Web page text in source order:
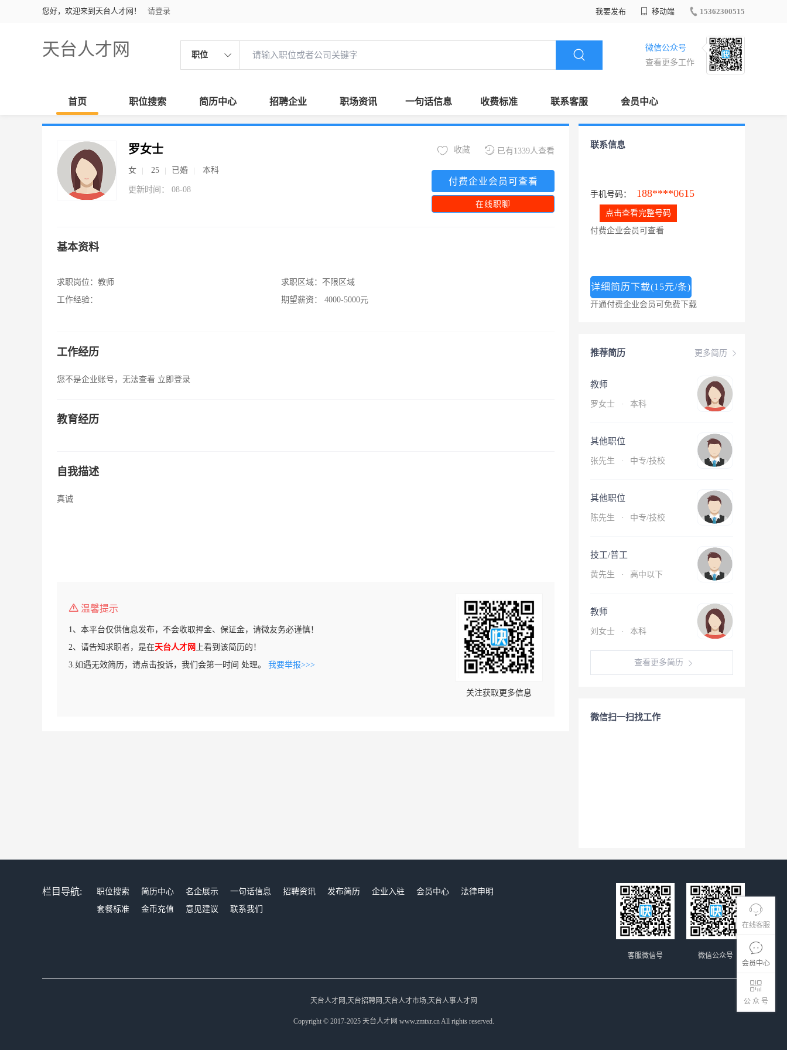
您好，欢迎来到天台人才网！ 请登录 我要发布 移动端 15362300515
天台人才网 职位
微信公众号
查看更多工作
首页 职位搜索 简历中心 招聘企业 职场资讯 一句话信息 收费标准 联系客服 会员中心
在线客服
会员中心
公 众 号
罗女士
女 25 已婚 本科
更新时间： 08-08
已有1339人查看
收藏
付费企业会员可查看
在线职聊
基本资料
求职岗位： 教师
工作经验：
求职区域： 不限区域
期望薪资：
4000-5000元
工作经历
您不是企业账号，无法查看 立即登录
教育经历
自我描述
真诚
温馨提示
1、本平台仅供信息发布，不会收取押金、保证金，请微友务必谨慎！
2、请告知求职者，是在天台人才网 上看到该简历的！
3.如遇无效简历，请点击投诉，我们会第一时间 处理。 我要举报>>>
关注获取更多信息
联系信息
手机号码： 188****0615
点击查看完整号码
付费企业会员可查看
详细简历下载(15元/条)
开通付费企业会员可免费下载
更多简历
推荐简历
教师
罗女士 · 本科
其他职位
张先生 · 中专/技校
其他职位
陈先生 · 中专/技校
技工/普工
黄先生 · 高中以下
教师
刘女士 · 本科
查看更多简历
微信扫一扫找工作
栏目导航: 职位搜索 简历中心 名企展示 一句话信息 招聘资讯 发布简历 企业入驻 会员中心
法律申明
套餐标准
金币充值 意见建议 联系我们
微信公众号
客服微信号
天台人才网,天台招聘网,天台人才市场,天台人事人才网
Copyright © 2017-2025 天台人才网 www.zmtxr.cn All rights reserved.